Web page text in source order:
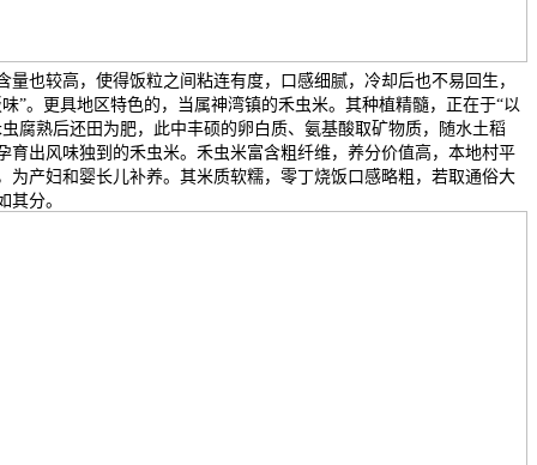
量也较高，使得饭粒之间粘连有度，口感细腻，冷却后也不易回生，
”。更具地区特色的，当属神湾镇的禾虫米。其种植精髓，正在于“以
腐熟后还田为肥，此中丰硕的卵白质、氨基酸取矿物质，随水土稻
育出风味独到的禾虫米。禾虫米富含粗纤维，养分价值高，本地村平
为产妇和婴长儿补养。其米质软糯，零丁烧饭口感略粗，若取通俗大
其分。